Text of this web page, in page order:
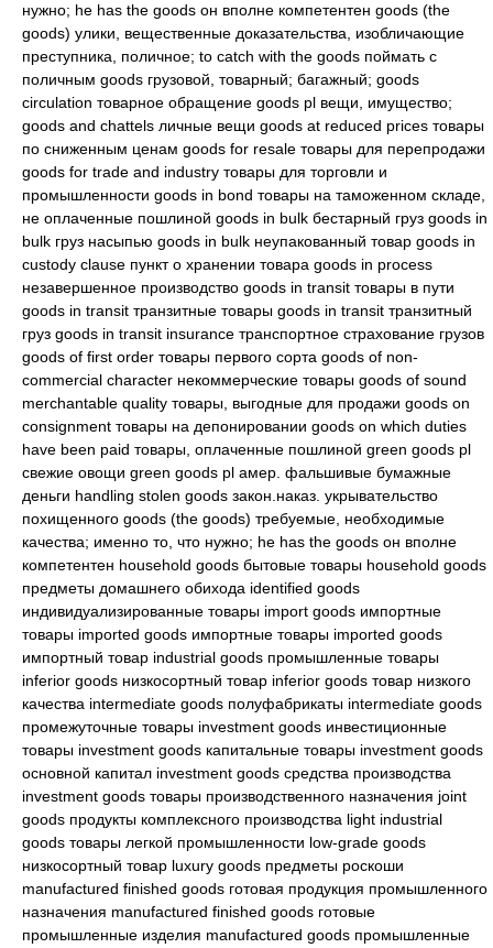
нужно; he has the goods он вполне компетентен goods (the
goods) улики, вещественные доказательства, изобличающие
преступника, поличное; to catch with the goods поймать с
поличным goods грузовой, товарный; багажный; goods
circulation товарное обращение goods pl вещи, имущество;
goods and chattels личные вещи goods at reduced prices товары
по сниженным ценам goods for resale товары для перепродажи
goods for trade and industry товары для торговли и
промышленности goods in bond товары на таможенном складе,
не оплаченные пошлиной goods in bulk бестарный груз goods in
bulk груз насыпью goods in bulk неупакованный товар goods in
custody clause пункт о хранении товара goods in process
незавершенное производство goods in transit товары в пути
goods in transit транзитные товары goods in transit транзитный
груз goods in transit insurance транспортное страхование грузов
goods of first order товары первого сорта goods of non-
commercial character некоммерческие товары goods of sound
merchantable quality товары, выгодные для продажи goods on
consignment товары на депонировании goods on which duties
have been paid товары, оплаченные пошлиной green goods pl
свежие овощи green goods pl амер. фальшивые бумажные
деньги handling stolen goods закон.наказ. укрывательство
похищенного goods (the goods) требуемые, необходимые
качества; именно то, что нужно; he has the goods он вполне
компетентен household goods бытовые товары household goods
предметы домашнего обихода identified goods
индивидуализированные товары import goods импортные
товары imported goods импортные товары imported goods
импортный товар industrial goods промышленные товары
inferior goods низкосортный товар inferior goods товар низкого
качества intermediate goods полуфабрикаты intermediate goods
промежуточные товары investment goods инвестиционные
товары investment goods капитальные товары investment goods
основной капитал investment goods средства производства
investment goods товары производственного назначения joint
goods продукты комплексного производства light industrial
goods товары легкой промышленности low-grade goods
низкосортный товар luxury goods предметы роскоши
manufactured finished goods готовая продукция промышленного
назначения manufactured finished goods готовые
промышленные изделия manufactured goods промышленные